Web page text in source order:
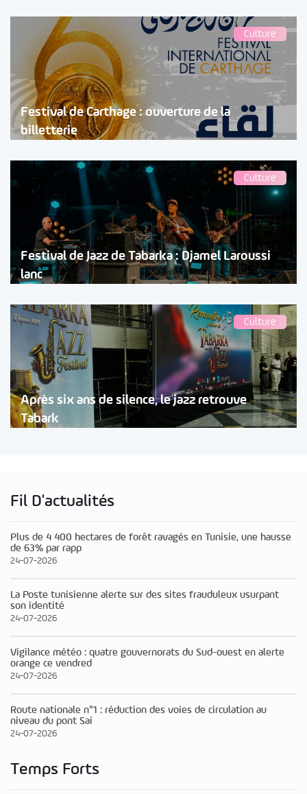
Culture
Festival de Carthage : ouverture de la
billetterie
Culture
Festival de Jazz de Tabarka : Djamel Laroussi
lanc
Culture
Après six ans de silence, le jazz retrouve
Tabark
Fil D'actualités
Plus de 4 400 hectares de forêt ravagés en Tunisie, une hausse
de 63% par rapp
24-07-2026
La Poste tunisienne alerte sur des sites frauduleux usurpant
son identité
24-07-2026
Vigilance météo : quatre gouvernorats du Sud-ouest en alerte
orange ce vendred
24-07-2026
Route nationale n°1 : réduction des voies de circulation au
niveau du pont Sai
24-07-2026
Temps Forts